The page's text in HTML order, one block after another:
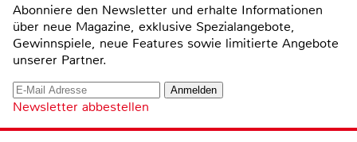
Abonniere den Newsletter und erhalte Informationen
über neue Magazine, exklusive Spezialangebote,
Gewinnspiele, neue Features sowie limitierte Angebote
unserer Partner.
Newsletter abbestellen